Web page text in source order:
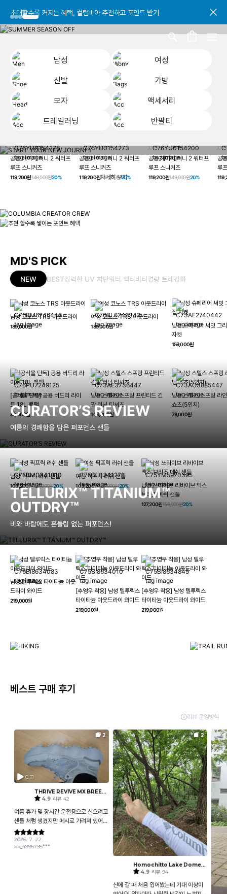
초대할수록 커지는 혜택, 컬럼비아 추천하고 포인트 받기
초대할수록 커지는 혜택, 컬럼비아 추천하고 포인트 받기
초대할수록 커지는 혜택, 컬럼비아 추천하고 포인트 받기
남성
여성
신발
가방
모자
액세서리
트레일러닝
반팔티
START YOUR
헤이지 져니 New 컬러 UP TO 20% OFF
자세히 보기
공용 헤이지 져니 2 워터프
루프 스니커즈
119,200원149,000원20%
공용 헤이지 져니 2 워터프
루프 스니커즈
119,200원149,000원20%
공용 헤이지 져니 2 워터프
루프 스니커즈
119,200원149,000원20%
공
루
MD'S PICK
NEW BEST강력한 UV 차단워터 액티비티경량 트레킹화
남성 코노스 TRS 아웃드라이
189,000원
여성 코노스 TRS 아웃드라이
189,000원
남성 슈페리어 써밋 그
자켓
159,000원
[공식몰 단독] 공용 버드리 라이
트 18L 백팩
89,000원
남성 스텔스 스프링 프린티드 긴
팔 러닝 티셔츠
109,000원
남성 스텔스 스프링 라
쇼츠(5인치)
79,000원
CURATOR’S REVIEW
여름의 경쾌함을 담은 퍼포먼스 샌들
남성 픽프릭 러쉬 샌들
103,200원129,000원20%
여성 픽프릭 러쉬 샌들
103,200원129,000원20%
남성 쓰라이브 리바이브 맥스
브리즈 메쉬 샌들
127,200원159,000원20%
TELLURIX™ TITANIUM™
OUTDRY™
비와 바람에도 흔들림 없는 퍼포먼스!
남성 텔루릭스 타이타늄 아웃
드라이 와이드
219,000원
[추영우 착용] 남성 텔루릭스
타이타늄 아웃드라이 와이드
219,000원
[추영우 착용] 남성 텔루릭스
타이타늄 아웃드라이 와이드
219,000원
HIKING
컬럼비아와 함께 일상을 벗어나
하이킹, 트레킹 등 아웃도어 활동을 즐겨보세요.
베스트 구매 후기